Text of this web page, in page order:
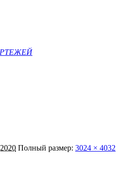
Полный размер: 3024 × 4032